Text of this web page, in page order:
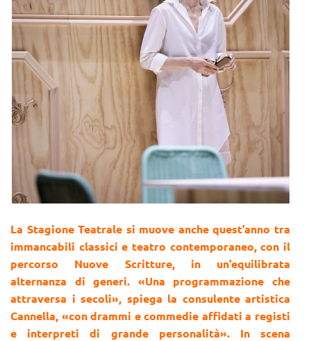
La Stagione Teatrale si muove anche quest’anno tra
immancabili classici e teatro contemporaneo, con il
percorso Nuove Scritture, in un’equilibrata
alternanza di generi. «Una programmazione che
attraversa i secoli», spiega la consulente artistica
Cannella, «con drammi e commedie affidati a registi
e interpreti di grande personalità». In scena